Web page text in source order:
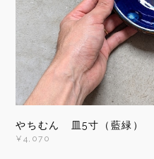
やちむん 皿5寸（藍緑
¥4,070